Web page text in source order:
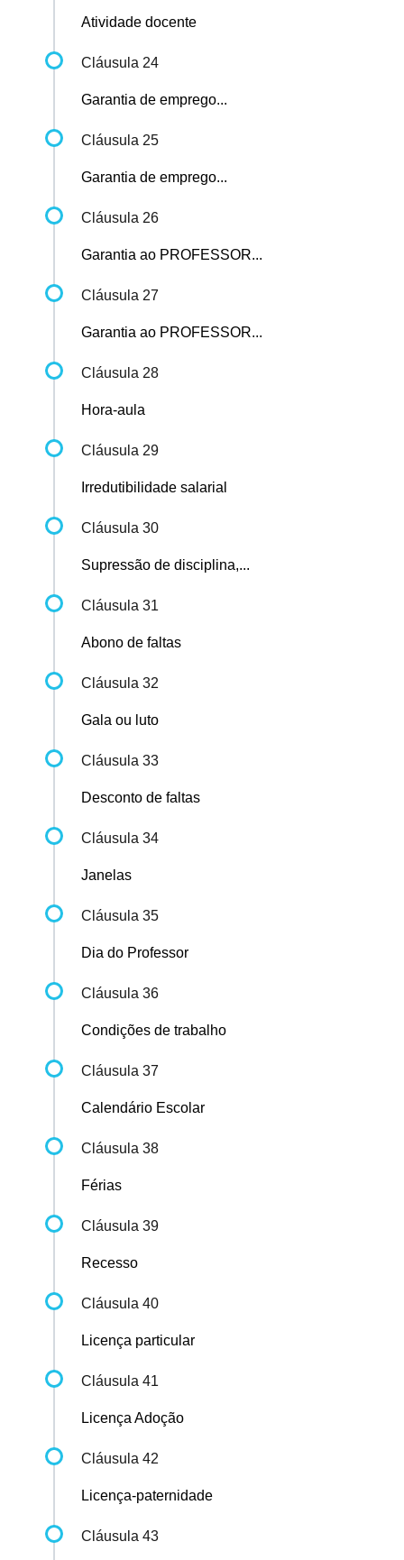
Atividade docente
Cláusula 24
Garantia de emprego...
Cláusula 25
Garantia de emprego...
Cláusula 26
Garantia ao PROFESSOR...
Cláusula 27
Garantia ao PROFESSOR...
Cláusula 28
Hora-aula
Cláusula 29
Irredutibilidade salarial
Cláusula 30
Supressão de disciplina,...
Cláusula 31
Abono de faltas
Cláusula 32
Gala ou luto
Cláusula 33
Desconto de faltas
Cláusula 34
Janelas
Cláusula 35
Dia do Professor
Cláusula 36
Condições de trabalho
Cláusula 37
Calendário Escolar
Cláusula 38
Férias
Cláusula 39
Recesso
Cláusula 40
Licença particular
Cláusula 41
Licença Adoção
Cláusula 42
Licença-paternidade
Cláusula 43